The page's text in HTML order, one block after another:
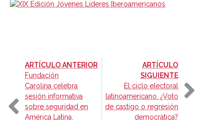
ARTÍCULO ANTERIOR-
Fundación
Carolina celebra
sesión informativa
sobre seguridad en
América Latina,
ARTÍCULO
SIGUIENTE-
El ciclo electoral
latinoamericano. ¿Voto
de castigo o regresión
democrática?